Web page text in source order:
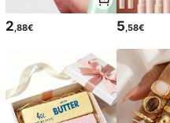
2 ,88€ 5 ,58€